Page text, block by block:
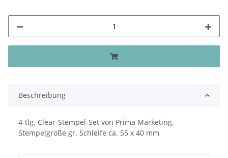
Beschreibung
4-tlg. Clear-Stempel-Set von Prima Marketing,
Stempelgröße gr. Schleife ca. 55 x 40 mm